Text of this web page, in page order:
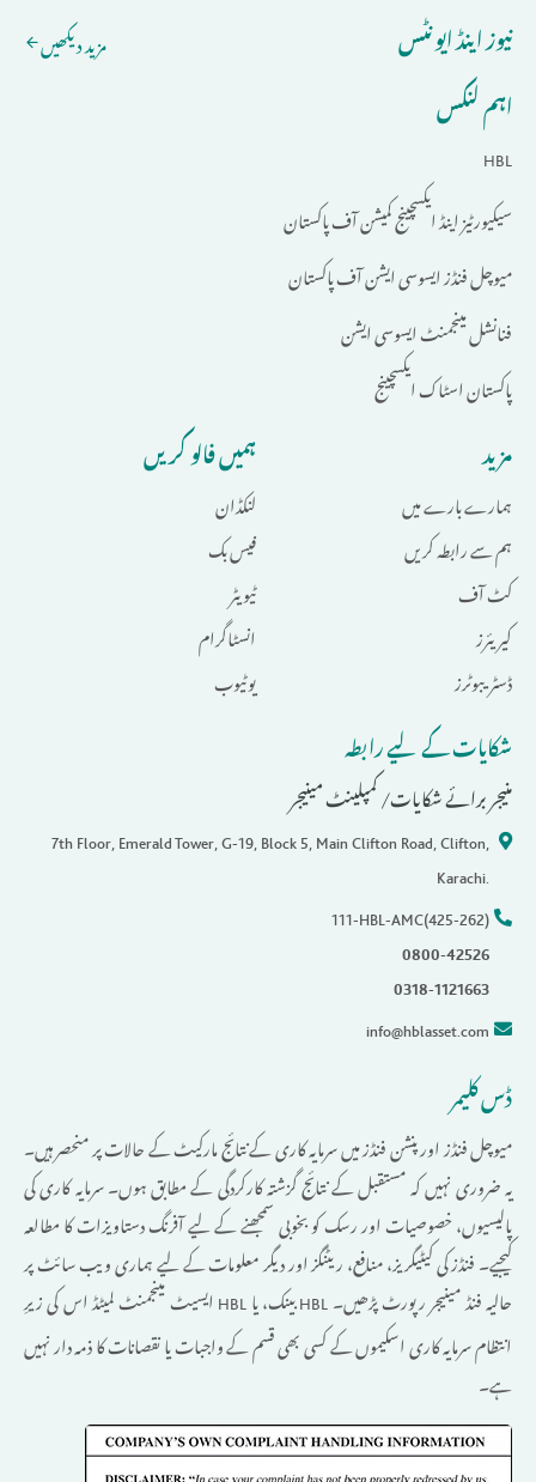
نیوز اینڈ ایونٹس مزید دیکھیں
اہم لنکس
HBL
سیکیورٹیز اینڈ ایکسچینج کمیشن آف پاکستان
میوچل فنڈز ایسوسی ایشن آف پاکستان
فنانشل مینجمنٹ ایسوسی ایشن
پاکستان اسٹاک ایکسچینج
مزید
ہمارے بارے میں
ہم سے رابطہ کریں
کٹ آف
کیریئرز
ڈسٹریبوٹرز
ہمیں فالو کریں
لنکڈان
فیس بک
ٹیویٹر
انسٹاگرام
یوٹیوب
شکایات کے لیے رابطہ
منیجر برائے شکایات/ کمپلینٹ مینیجر
7th Floor, Emerald Tower, G-19, Block 5, Main Clifton Road, Clifton,
Karachi.
111-HBL-AMC(425-262)
0800-42526
0318-1121663
info@hblasset.com
ڈس کلیمر
میوچل فنڈز اور پنشن فنڈز میں سرمایہ کاری کے نتائج مارکیٹ کے حالات پر منحصر ہیں۔
یہ ضروری نہیں کہ مستقبل کے نتائج گزشتہ کارکردگی کے مطابق ہوں۔ سرمایہ کاری کی
پالیسیوں، خصوصیات اور رسک کو بخوبی سمجھنے کے لیے آفرنگ دستاویزات کا مطالعہ
کیجیے۔ فنڈز کی کیٹیگریز، منافع، ریٹنگز اور دیگر معلومات کے لیے ہماری ویب سائٹ پر
حالیہ فنڈ مینیجر رپورٹ پڑھیں۔ HBLبینک، یا HBL ایسیٹ مینجمنٹ لمیٹڈ اس کی زیرِ
انتظام سرمایہ کاری اسکیموں کے کسی بھی قسم کے واجبات یا نقصانات کا ذمہ دار نہیں
ہے۔